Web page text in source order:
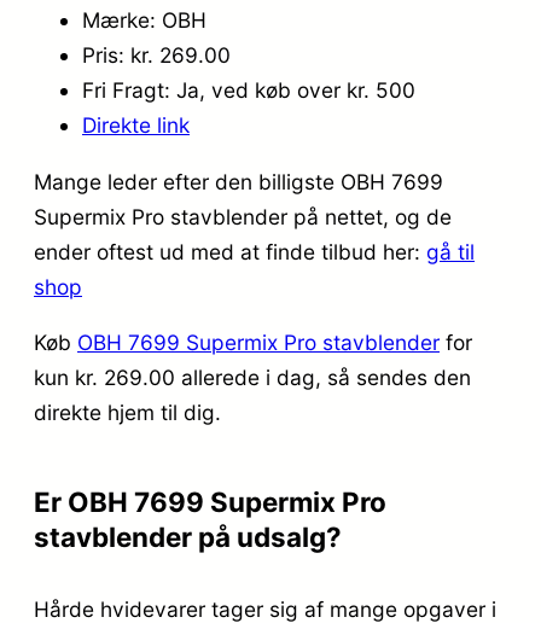
Mærke: OBH
Pris: kr. 269.00
Fri Fragt: Ja, ved køb over kr. 500
Direkte link
Mange leder efter den billigste OBH 7699
Supermix Pro stavblender på nettet, og de
ender oftest ud med at finde tilbud her: gå til
shop
Køb OBH 7699 Supermix Pro stavblender for
kun kr. 269.00 allerede i dag, så sendes den
direkte hjem til dig.
Er OBH 7699 Supermix Pro
stavblender på udsalg?
Hårde hvidevarer tager sig af mange opgaver i